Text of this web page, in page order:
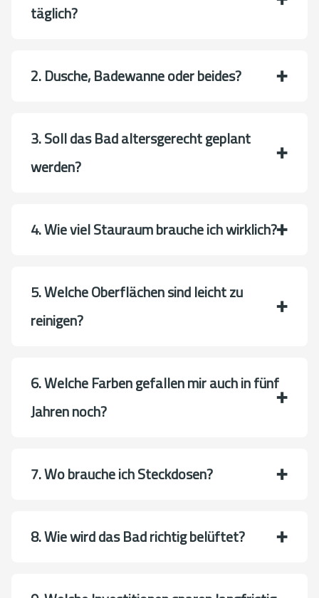
täglich?
2. Dusche, Badewanne oder beides?
3. Soll das Bad altersgerecht geplant
werden?
4. Wie viel Stauraum brauche ich wirklich?
5. Welche Oberflächen sind leicht zu
reinigen?
6. Welche Farben gefallen mir auch in fünf
Jahren noch?
7. Wo brauche ich Steckdosen?
8. Wie wird das Bad richtig belüftet?